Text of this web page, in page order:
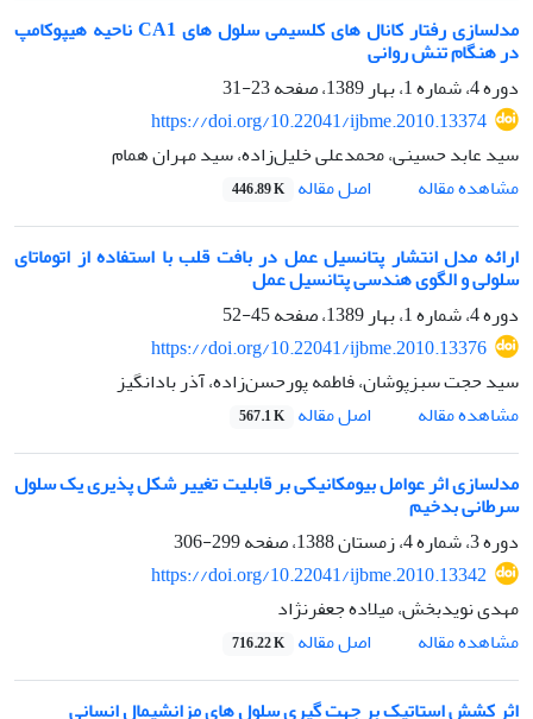
مدلسازی رفتار کانال های کلسیمی سلول های CA1 ناحیه هیپوکامپ
در هنگام تنش روانی
دوره 4، شماره 1، بهار 1389، صفحه
23-31
https://doi.org/10.22041/ijbme.2010.13374
سید عابد حسینی، محمدعلی خلیل‌زاده، سید مهران همام
مشاهده مقاله
اصل مقاله 446.89 K
ارائه مدل انتشار پتانسیل عمل در بافت قلب با استفاده از اتوماتای
سلولی و الگوی هندسی پتانسیل عمل
دوره 4، شماره 1، بهار 1389، صفحه
45-52
https://doi.org/10.22041/ijbme.2010.13376
سید حجت سبزپوشان، فاطمه پورحسن‌زاده، آذر بادانگیز
مشاهده مقاله
اصل مقاله 567.1 K
مدلسازی اثر عوامل بیومکانیکی بر قابلیت تغییر شکل پذیری یک سلول
سرطانی بدخیم
دوره 3، شماره 4، زمستان 1388، صفحه
299-306
https://doi.org/10.22041/ijbme.2010.13342
مهدی نویدبخش، میلاده جعفرنژاد
مشاهده مقاله
اصل مقاله 716.22 K
اثر کشش استاتیک بر جهت گیری سلول های مزانشیمال انسانی